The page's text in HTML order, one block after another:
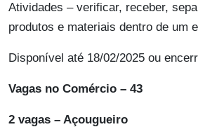
Atividades – verificar, receber,
produtos e materiais dentro de um
Disponível até 18/02/2025 ou
Vagas no Comércio – 43
2 vagas – Açougueiro